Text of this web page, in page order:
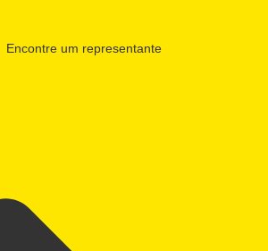
Encontre um representante